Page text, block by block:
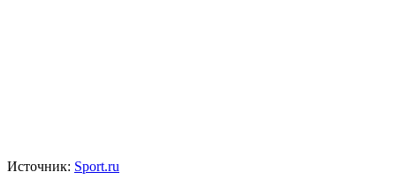
Источник: Sport.ru